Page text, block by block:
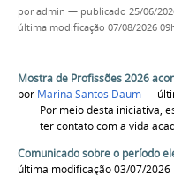
poradmin — publicado 25/06/
última modificação 07/08/2026
Mostra de Profissões 2026
por Marina Santos Daum—
Por meio desta iniciativa,
ter contato com a vida
Comunicado sobre o período
última modificação 03/07/2026